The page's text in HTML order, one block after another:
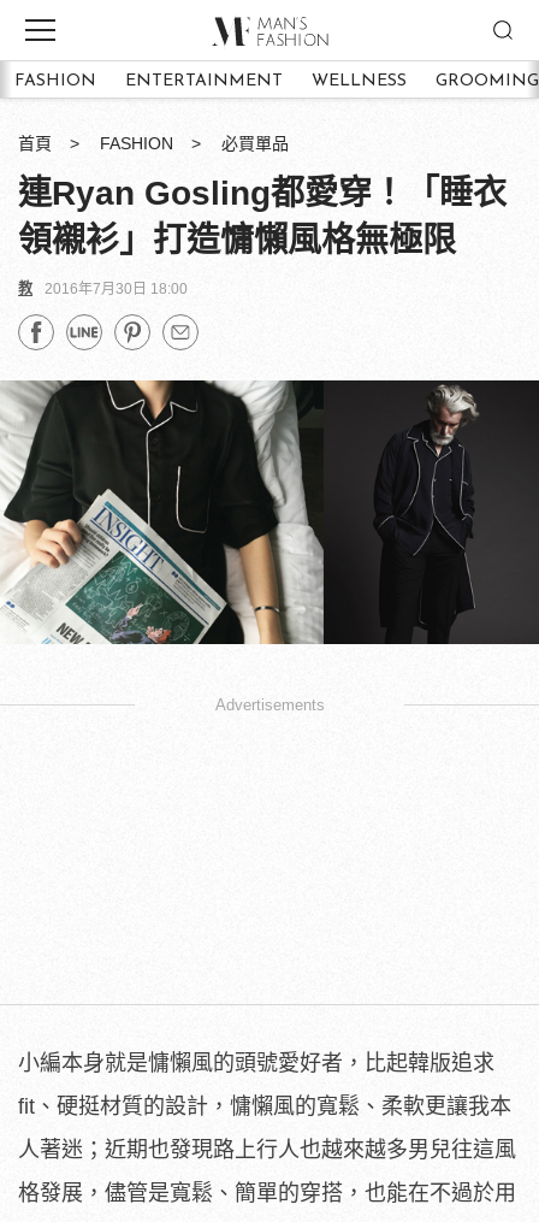
FASHION ENTERTAINMENT WELLNESS GROOMING
首頁 FASHION 必買單品
連Ryan Gosling都愛穿！「睡衣
領襯衫」打造慵懶風格無極限
教 2016年7月30日 18:00
Advertisements
小編本身就是慵懶風的頭號愛好者，比起韓版追求
fit、硬挺材質的設計，慵懶風的寬鬆、柔軟更讓我本
人著迷；近期也發現路上行人也越來越多男兒往這風
格發展，儘管是寬鬆、簡單的穿搭，也能在不過於用